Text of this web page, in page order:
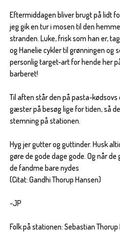
Eftermiddagen bliver brugt på lidt
jeg gik en tur i mosen til den
stranden. Luke, frisk som han er,
og Hanelie cykler til grønningen og
personlig target-art for hende her
barberet!
Til aften står den på pasta-
gæster på besøg lige for tiden, så
stemning på stationen.
Hyg jer gutter og guttinder. Husk
gøre de gode dage gode. Og når
de fandme bare nydes
(Citat: Gandhi Thorup Hansen)
-JP
Folk på stationen: Sebastian